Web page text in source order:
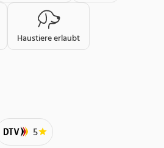
Haustiere erlaubt
5